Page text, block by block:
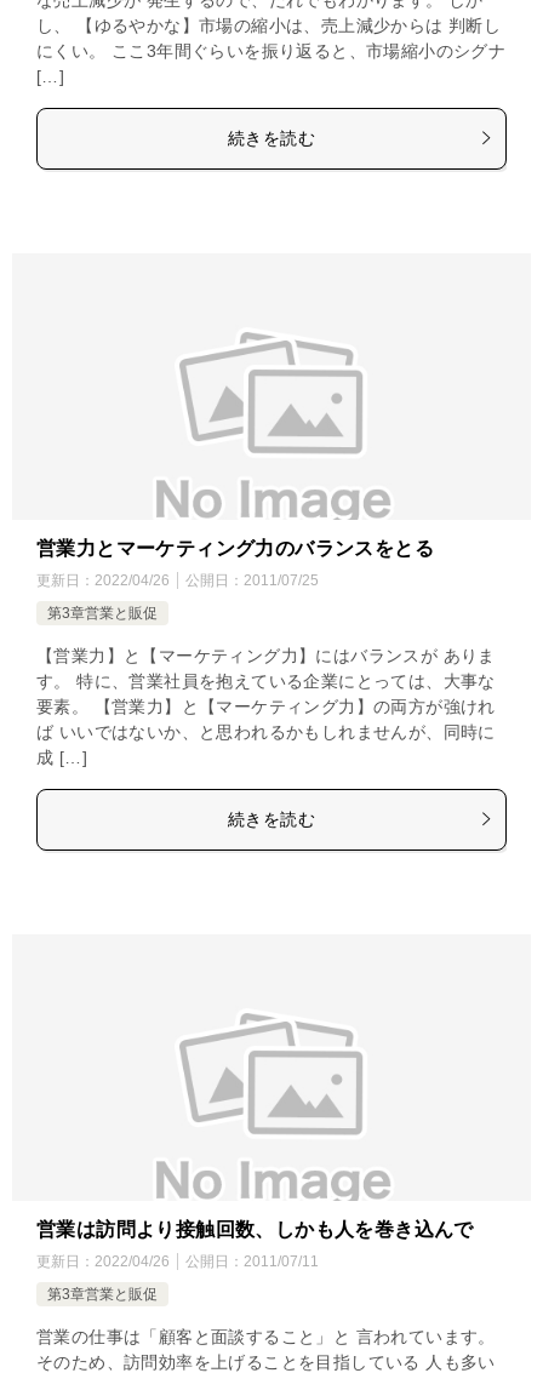
し、 【ゆるやかな】市場の縮小は、売上減少からは 判断し
にくい。 ここ3年間ぐらいを振り返ると、市場縮小のシグナ
[…]
続きを読む
営業力とマーケティング力のバランスをとる
更新日： 2022/04/26 公開日： 2011/07/25
第3章営業と販促
【営業力】と【マーケティング力】にはバランスが ありま
す。 特に、営業社員を抱えている企業にとっては、大事な
要素。 【営業力】と【マーケティング力】の両方が強けれ
ば いいではないか、と思われるかもしれませんが、同時に
成 […]
続きを読む
営業は訪問より接触回数、しかも人を巻き込んで
更新日： 2022/04/26 公開日： 2011/07/11
第3章営業と販促
営業の仕事は「顧客と面談すること」と 言われています。
そのため、訪問効率を上げることを目指している 人も多い